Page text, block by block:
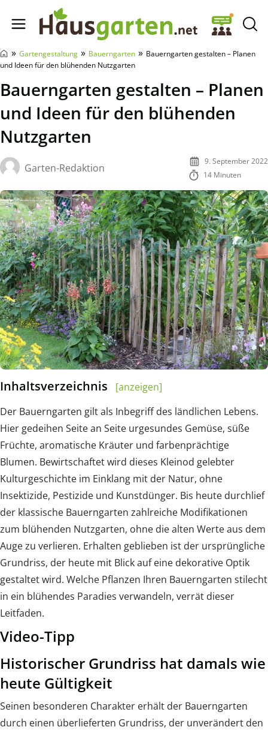
Hausgarten.net
» Gartengestaltung » Bauerngarten » Bauerngarten gestalten – Planen
und Ideen für den blühenden Nutzgarten
Bauerngarten gestalten – Planen
und Ideen für den blühenden
Nutzgarten
Garten-Redaktion
9. September 2022
14 Minuten
Inhaltsverzeichnis
[anzeigen]
Der Bauerngarten gilt als Inbegriff des ländlichen Lebens.
Hier gedeihen Seite an Seite urgesundes Gemüse, süße
Früchte, aromatische Kräuter und farbenprächtige
Blumen. Bewirtschaftet wird dieses Kleinod gelebter
Kulturgeschichte im Einklang mit der Natur, ohne
Insektizide, Pestizide und Kunstdünger. Bis heute durchlief
der klassische Bauerngarten zahlreiche Modifikationen
zum blühenden Nutzgarten, ohne die alten Werte aus dem
Auge zu verlieren. Erhalten geblieben ist der ursprüngliche
Grundriss, der heute mit Blick auf eine dekorative Optik
gestaltet wird. Welche Pflanzen Ihren Bauerngarten stilecht
in ein blühendes Paradies verwandeln, verrät dieser
Leitfaden.
Video-Tipp
Historischer Grundriss hat damals wie
heute Gültigkeit
Seinen besonderen Charakter erhält der Bauerngarten
durch einen überlieferten Grundriss, der unverändert den